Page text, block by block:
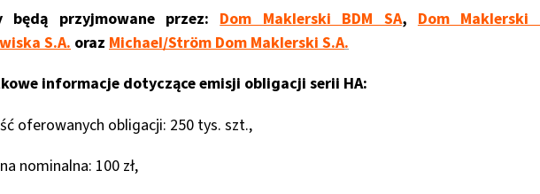
będą przyjmowane przez: Dom Maklerski BDM SA, Dom Maklerski
S.A. oraz Michael/Ström Dom Maklerski S.A.
informacje dotyczące emisji obligacji serii HA:
oferowanych obligacji: 250 tys. szt.,
nominalna: 100 zł,